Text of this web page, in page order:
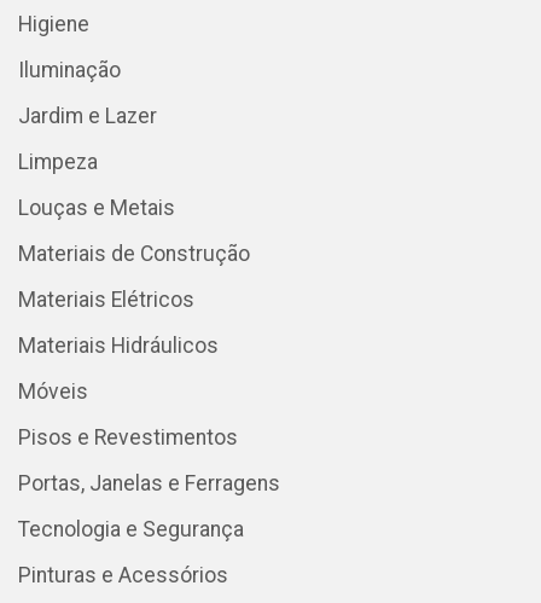
Higiene
Iluminação
Jardim e Lazer
Limpeza
Louças e Metais
Materiais de Construção
Materiais Elétricos
Materiais Hidráulicos
Móveis
Pisos e Revestimentos
Portas, Janelas e Ferragens
Tecnologia e Segurança
Pinturas e Acessórios